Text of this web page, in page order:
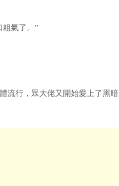
氣了。”
流行，眾大佬又開始愛上了黑暗